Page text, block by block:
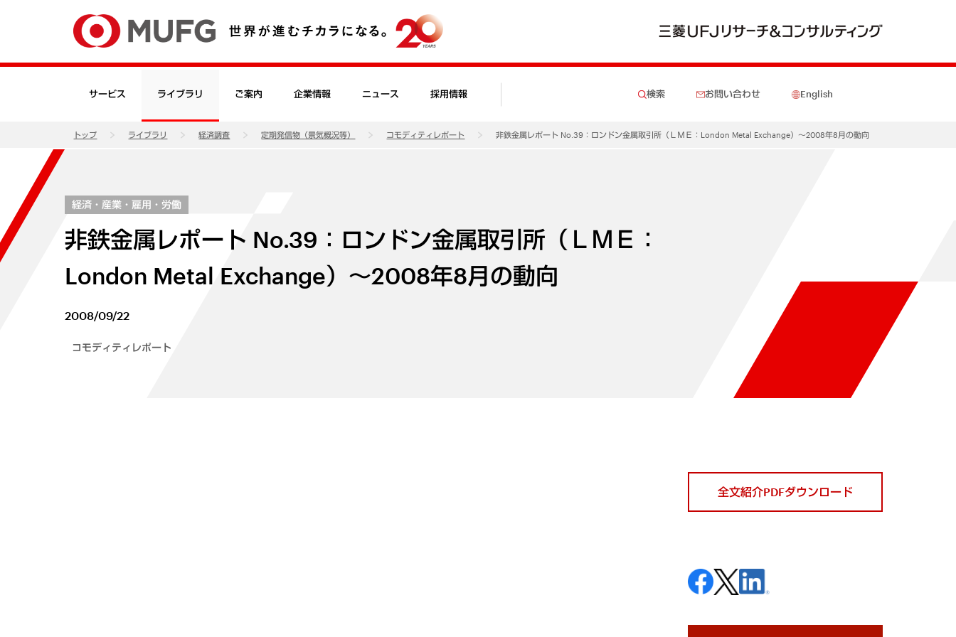
サービス ライブラリ ご案内 企業情報 ニュース 採用情報 検索 お問い合わせ English
トップ ライブラリ 経済調査 定期発信物（景気概況等） コモディティレポート 非鉄金属レポート No.39：ロンドン金属取引所（ＬＭＥ：London Metal Exchange）～2008年8月の動向
経済・産業・雇用・労働
非鉄金属レポート No.39：ロンドン金属取引所（ＬＭＥ：
London Metal Exchange）～2008年8月の動向
2008/09/22
コモディティレポート
全文紹介PDFダウンロード